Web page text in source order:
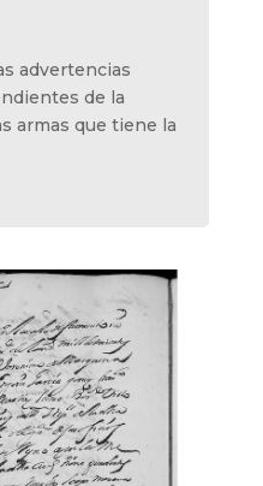
advertencias
de la
armas que tiene la